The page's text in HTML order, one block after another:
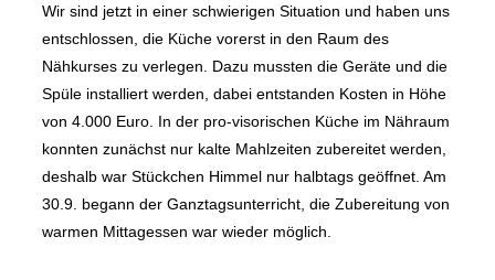
Wir sind jetzt in einer schwierigen Situation und haben uns
entschlossen, die Küche vorerst in den Raum des
Nähkurses zu verlegen. Dazu mussten die Geräte und die
Spüle installiert werden, dabei entstanden Kosten in Höhe
von 4.000 Euro. In der pro-visorischen Küche im Nähraum
konnten zunächst nur kalte Mahlzeiten zubereitet werden,
deshalb war Stückchen Himmel nur halbtags geöffnet. Am
30.9. begann der Ganztagsunterricht, die Zubereitung von
warmen Mittagessen war wieder möglich.